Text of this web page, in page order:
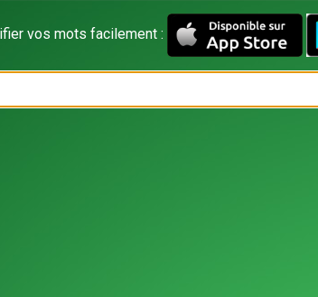
vos mots facilement :